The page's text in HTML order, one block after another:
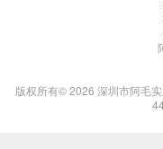
版权所有© 2026 深圳市阿毛